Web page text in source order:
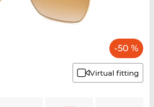
-50 %
Virtual fitting